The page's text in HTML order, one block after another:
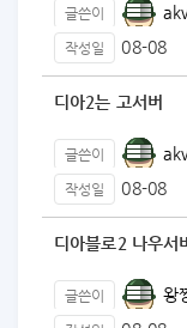
글쓴이
작성일 08-08
디아2는 고서버
글쓴이
작성일 08-08
디아블로2 나우서
글쓴이 왕